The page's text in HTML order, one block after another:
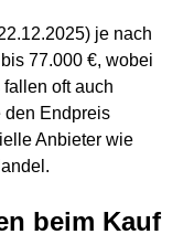
je nach
77.000 €, wobei
oft auch
den Endpreis
Anbieter wie
beim Kauf